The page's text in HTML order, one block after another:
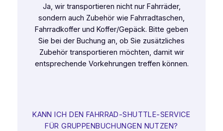
Ja, wir transportieren nicht nur Fahrräder,
sondern auch Zubehör wie Fahrradtaschen,
Fahrradkoffer und Koffer/Gepäck. Bitte geben
Sie bei der Buchung an, ob Sie zusätzliches
Zubehör transportieren möchten, damit wir
entsprechende Vorkehrungen treffen können.
KANN ICH DEN FAHRRAD-SHUTTLE-SERVICE
FÜR GRUPPENBUCHUNGEN NUTZEN?